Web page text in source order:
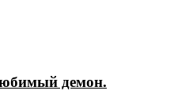
демон.